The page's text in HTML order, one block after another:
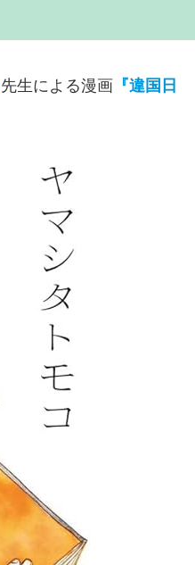
先生による漫画 『違国日